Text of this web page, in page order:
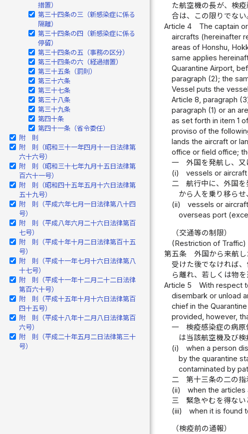
措置）
第三十四条の三（新感染症に係る
隔離）
第三十四条の四（新感染症に係る
停留）
第三十四条の五（事務の区分）
第三十四条の六（経過措置）
第三十五条（罰則）
第三十六条
第三十七条
第三十八条
第三十九条
第四十条
第四十一条（省令委任）
附 則
附 則（昭和三十一年四月十一日法律第
六十六号）
附 則（昭和三十七年九月十五日法律第
百六十一号）
附 則（昭和四十五年五月十六日法律第
五十九号）
附 則（平成六年七月一日法律第八十四
号）
附 則（平成八年六月二十六日法律第百
七号）
附 則（平成十年十月二日法律第百十五
号）
附 則（平成十一年七月十六日法律第八
十七号）
附 則（平成十一年十二月二十二日法律
第百六十号）
附 則（平成十五年十月十六日法律第百
四十五号）
附 則（平成十八年十二月八日法律第百
六号）
附 則（平成二十年五月二日法律第三十
号）
た航空機の長が、検
合は、この限りでない
Article 4
The captain
aircrafts (hereinafter
areas of Honshu,
same applies
Quarantine Airport,
paragraph (2); the
Vessel puts the
Article 8, paragraph
paragraph (1) or an
as set forth in item 1
proviso of the
lands the aircraft or
office or field office;
一
外国を発航し、
(i)
vessels or
二
航行中に、外国
から人を乗り移ら
(ii)
vessels or
overseas port
（交通等の制限）
(Restriction of Traffic)
第五条
外国から来航
受けた後でなければ
ら離れ、若しくは物
Article 5
With respect
disembark or unload
chief in the
provided, however,
一
検疫感染症の病
は当該航空機及び
(i)
when a person
by the quarantine
contaminated by
二
第十三条の二の指
(ii)
when the articles
三
緊急やむを得ない
(iii)
when it is found
（検疫前の通報）